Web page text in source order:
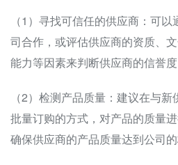
（1）寻找可信任的供应商：可
司合作，或评估供应商的资质、
能力等因素来判断供应商的信誉度
（2）检测产品质量：建议在与
批量订购的方式，对产品的质量
确保供应商的产品质量达到公司的